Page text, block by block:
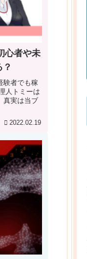
心者や未
験者でも稼
人トミーは
真実は当ブ
2022.02.19